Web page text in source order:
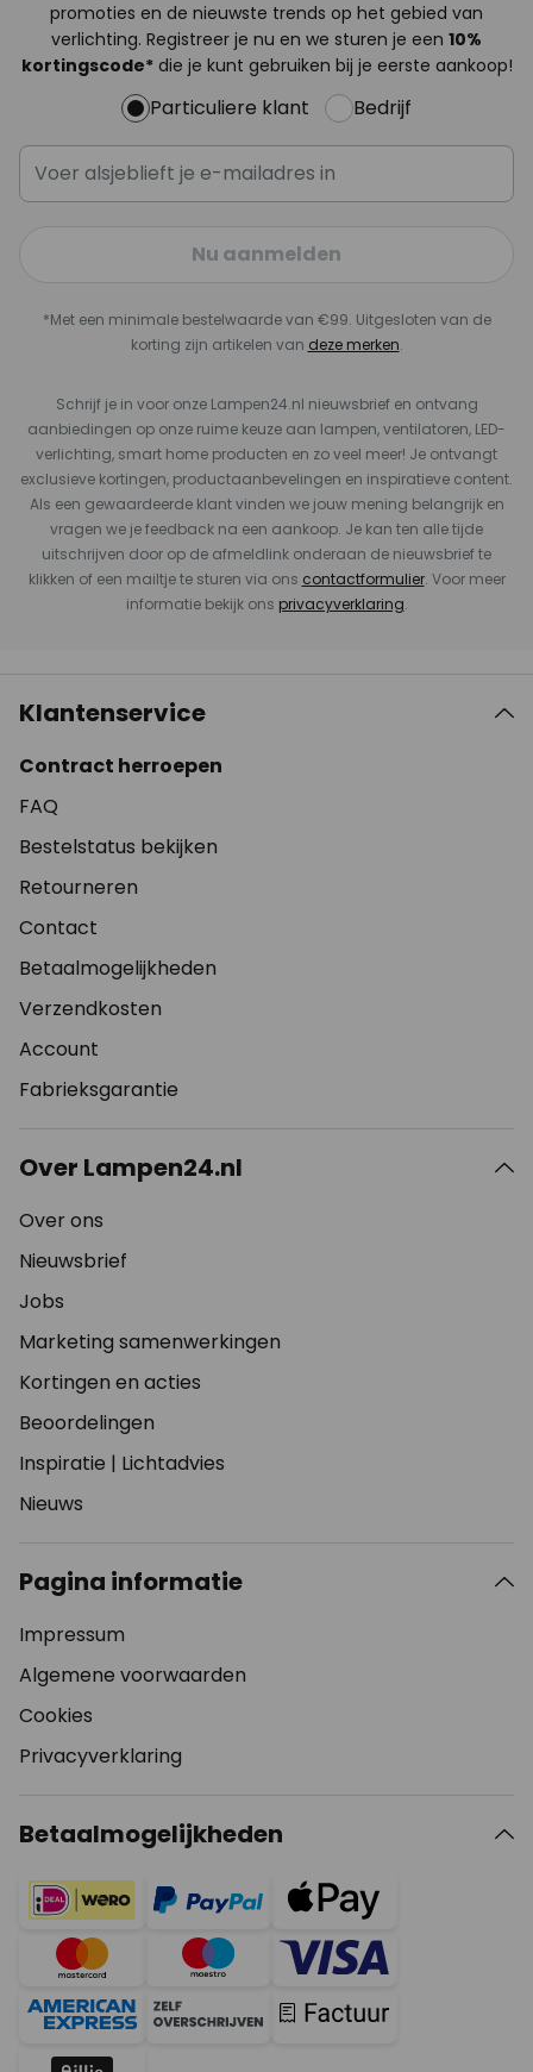
promoties en de nieuwste trends op het gebied van
verlichting. Registreer je nu en we sturen je een 10%
kortingscode*die je kunt gebruiken bij je eerste aankoop!
Particuliere klant Bedrijf
Nu aanmelden
*Met een minimale bestelwaarde van €99. Uitgesloten van de
korting zijn artikelen van deze merken.
Schrijf je in voor onze Lampen24.nl nieuwsbrief en ontvang
aanbiedingen op onze ruime keuze aan lampen, ventilatoren, LED-
verlichting, smart home producten en zo veel meer! Je ontvangt
exclusieve kortingen, productaanbevelingen en inspiratieve content.
Als een gewaardeerde klant vinden we jouw mening belangrijk en
vragen we je feedback na een aankoop. Je kan ten alle tijde
uitschrijven door op de afmeldlink onderaan de nieuwsbrief te
klikken of een mailtje te sturen via ons contactformulier. Voor meer
informatie bekijk ons privacyverklaring.
Klantenservice
Contract herroepen
FAQ
Bestelstatus bekijken
Retourneren
Contact
Betaalmogelijkheden
Verzendkosten
Account
Fabrieksgarantie
Over Lampen24.nl
Over ons
Nieuwsbrief
Jobs
Marketing samenwerkingen
Kortingen en acties
Beoordelingen
Inspiratie | Lichtadvies
Nieuws
Pagina informatie
Impressum
Algemene voorwaarden
Cookies
Privacyverklaring
Betaalmogelijkheden